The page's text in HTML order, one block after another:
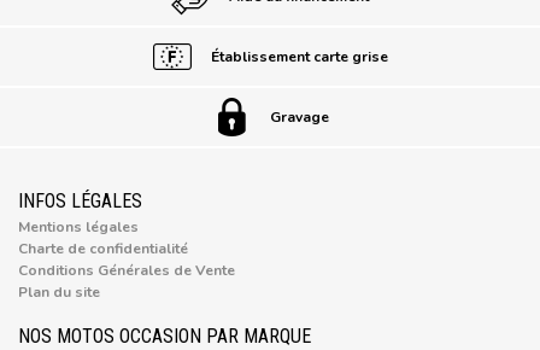
Établissement carte grise
Gravage
INFOS LÉGALES
Mentions légales
Charte de confidentialité
Conditions Générales de Vente
Plan du site
NOS MOTOS OCCASION PAR MARQUE